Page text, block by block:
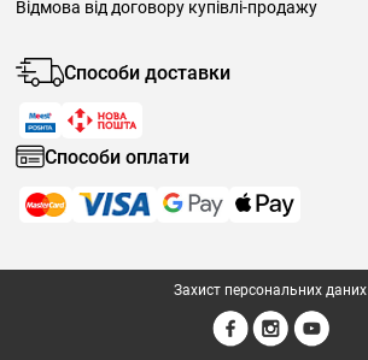
Відмова від договору купівлі-продажу
Способи доставки
Способи оплати
Захист персональних даних